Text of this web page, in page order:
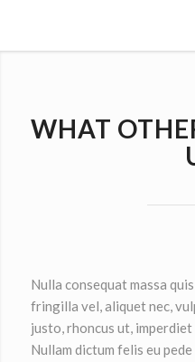
WHAT
Nulla consequat massa
fringilla vel, aliquet nec,
justo, rhoncus ut,
Nullam dictum felis eu